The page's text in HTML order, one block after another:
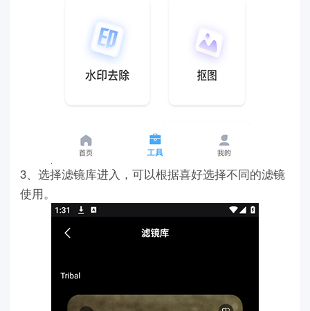
3、选择滤镜库进入，可以根据喜好选择不同的滤镜
使用。